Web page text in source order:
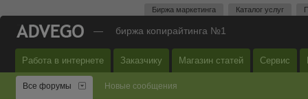
Биржа маркетинга Каталог услуг
— биржа копирайтинга №1
Работа в интернете Заказчику Магазин статей Сервис
Все форумы Новые сообщения